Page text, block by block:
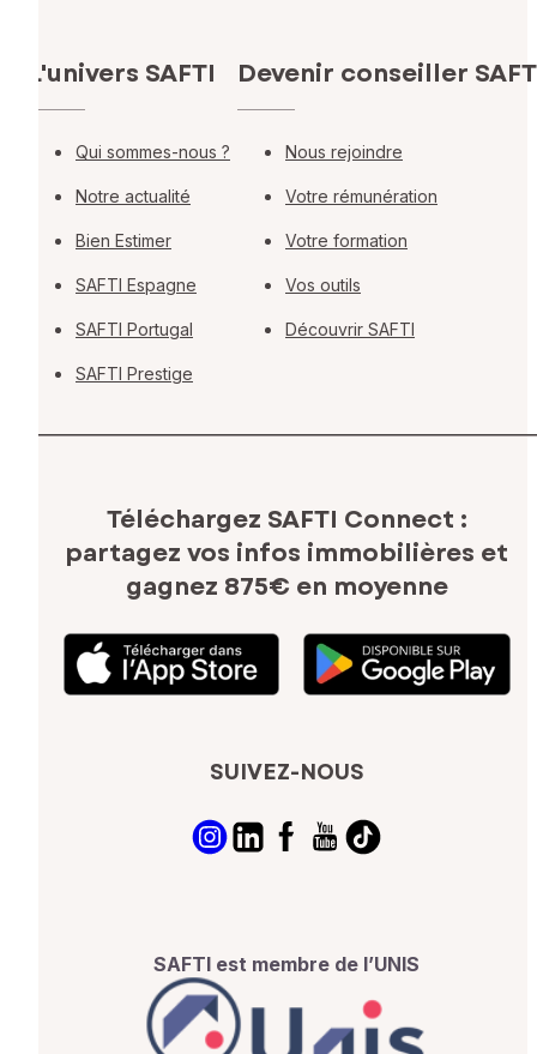
L'univers SAFTI
Qui sommes-nous ?
Notre actualité
Bien Estimer
SAFTI Espagne
SAFTI Portugal
SAFTI Prestige
Devenir conseiller
Nous rejoindre
Votre rémunération
Votre formation
Vos outils
Découvrir SAFTI
Téléchargez SAFTI Connect :
partagez vos infos immobilières et
gagnez 875€ en moyenne
SUIVEZ-NOUS
SAFTI est membre de l’UNIS